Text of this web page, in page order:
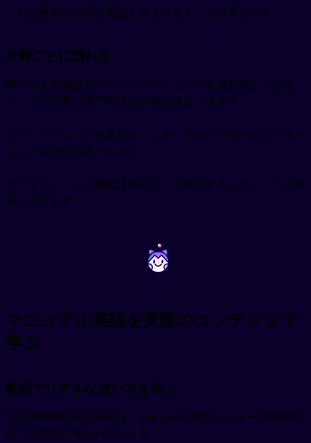
これは座学で単語を暗記するよりもずっと効果的です。
分野ごとに慣れる
興味のある製品カテゴリーのマニュアルを複数読んでみる
と、その分野の専門用語が自然に身につきます。
スマートフォンが好きなら、いろいろなメーカーのスマホマ
ニュアルを読み比べてみる。
そうすると「この機能は英語でこう表現するんだ」という発
見があります。
~ ~
マニュアル英語を実際のコンテンツで
学ぶ
動画でリアルな使い方を学ぶ
取扱説明書の英語表現は、YouTubeの製品レビューや開封動
画でも頻繁に使われています。